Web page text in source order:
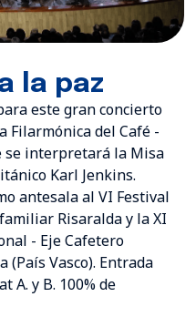
la paz
este gran concierto
Filarmónica del Café -
se interpretará la Misa
Karl Jenkins.
antesala al VI Festival
Risaralda y la XI
- Eje Cafetero
(País Vasco). Entrada
A. y B. 100% de